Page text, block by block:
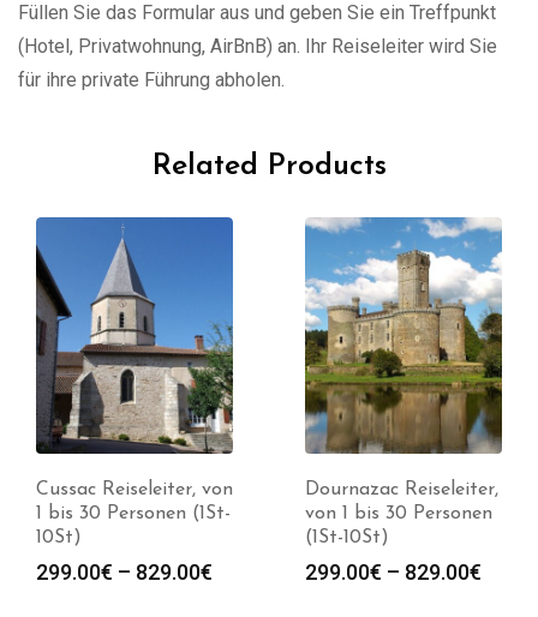
Füllen Sie das Formular aus und geben Sie ein Treffpunkt
(Hotel, Privatwohnung, AirBnB) an. Ihr Reiseleiter wird Sie
für ihre private Führung abholen.
Related Products
Cussac Reiseleiter, von
1 bis 30 Personen (1St-
10St)
299.00€ – 829.00€ Preisspanne:
Dournazac Reiseleiter,
von 1 bis 30 Personen
(1St-10St)
299.00€ – 829.00€